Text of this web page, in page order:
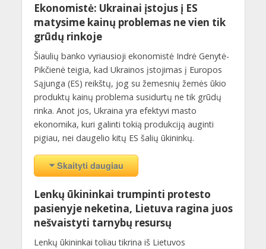
Ekonomistė: Ukrainai įstojus į ES
matysime kainų problemas ne vien tik
grūdų rinkoje
Šiaulių banko vyriausioji ekonomistė Indrė Genytė-
Pikčienė teigia, kad Ukrainos įstojimas į Europos
Sąjunga (ES) reikštų, jog su žemesnių žemės ūkio
produktų kainų problema susidurtų ne tik grūdų
rinka. Anot jos, Ukraina yra efektyvi masto
ekonomika, kuri galinti tokią produkciją auginti
pigiau, nei daugelio kitų ES šalių ūkininkų.
Skaityti daugiau
Lenkų ūkininkai trumpinti protesto
pasienyje neketina, Lietuva ragina juos
nešvaistyti tarnybų resursų
Lenkų ūkininkai toliau tikrina iš Lietuvos